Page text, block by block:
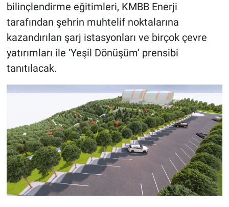
bilinçlendirme eğitimleri, KMBB Enerji
tarafından şehrin muhtelif noktalarına
kazandırılan şarj istasyonları ve birçok çevre
yatırımları ile ‘Yeşil Dönüşüm’ prensibi
tanıtılacak.